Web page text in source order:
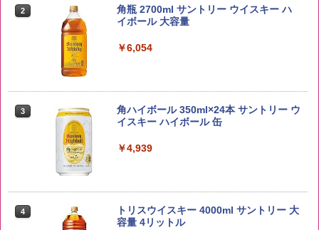
5kg 長野県産 令和7年産
kg 業務用 お米マイスターブレンド
米 5kg
2
角瓶 2700ml サントリー ウイスキー ハ
イボール 大容量
￥6,054
3
角ハイボール 350ml×24本 サントリー ウ
イスキー ハイボール 缶
￥4,939
4
トリスウイスキー 4000ml サントリー 大
容量 4リットル